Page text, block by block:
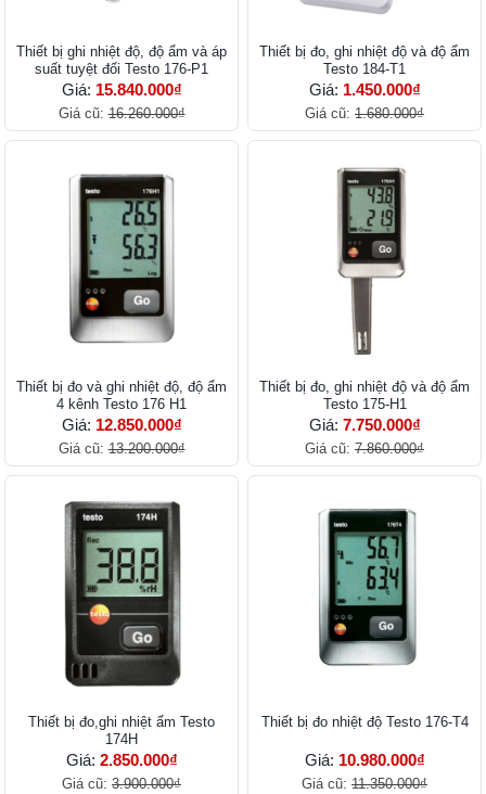
Thiết bị ghi nhiệt độ, độ ẩm và áp
suất tuyệt đối Testo 176-P1
Giá: 15.840.000₫
Giá cũ:16.260.000₫
Thiết bị đo, ghi nhiệt độ và độ ẩm
Testo 184-T1
Giá: 1.450.000₫
Giá cũ: 1.680.000₫
Thiết bị đo và ghi nhiệt độ, độ ẩm
4 kênh Testo 176 H1
Giá: 12.850.000₫
Giá cũ:13.200.000₫
Thiết bị đo, ghi nhiệt độ và độ ẩm
Testo 175-H1
Giá: 7.750.000₫
Giá cũ: 7.860.000₫
Thiết bị đo,ghi nhiệt ẩm Testo
174H
Giá: 2.850.000₫
Giá cũ: 3.900.000₫
Thiết bị đo nhiệt độ Testo 176-T4
Giá: 10.980.000₫
Giá cũ: 11.350.000₫